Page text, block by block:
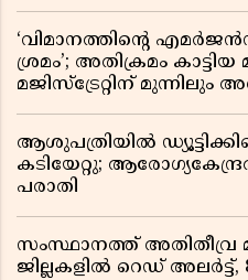
‘വിമാനത്തിൻ്റെ
ശ്രമം’; അതിക്രമം
മജിസ്ട്രേറ്റിന് മുന്നിലും
ആശുപത്രിയിൽ
കടിയേറ്റു;
പരാതി
സംസ്ഥാനത്ത് അതിതീവ്ര
ജില്ലകളിൽ റെഡ് അലർട്ട്,